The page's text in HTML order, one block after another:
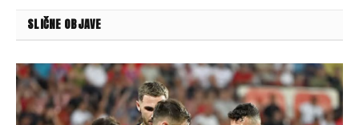
SLIČNE OBJAVE